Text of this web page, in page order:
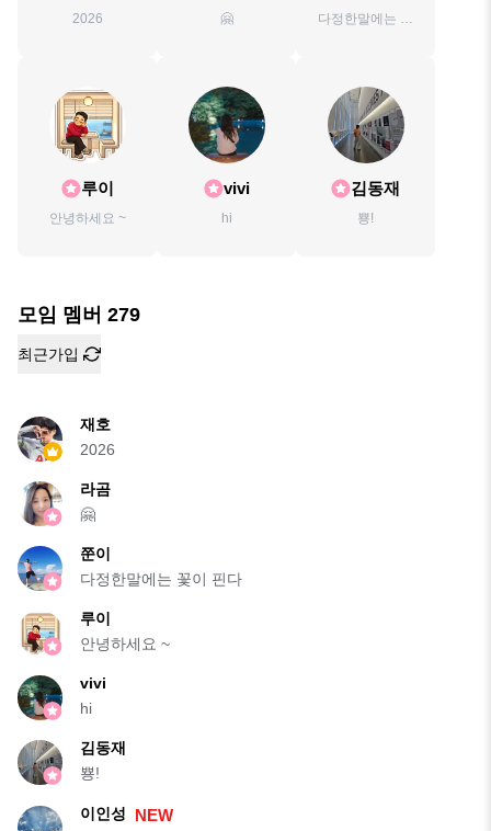
2026 🤗
다정한말에는 꽃
루이
안녕하세요 ~
vivi
hi
김동재
뿅!
모임 멤버 279
최근가입
재호
2026
라곰
🤗
쭌이
다정한말에는 꽃이 핀다
루이
안녕하세요 ~
vivi
hi
김동재
뿅!
이인성 NEW